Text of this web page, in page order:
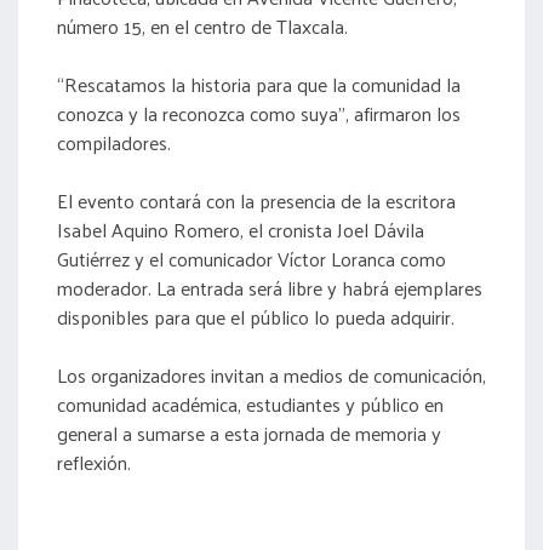
número 15, en el centro de Tlaxcala.
“Rescatamos la historia para que la comunidad la
conozca y la reconozca como suya”, afirmaron los
compiladores.
El evento contará con la presencia de la escritora
Isabel Aquino Romero, el cronista Joel Dávila
Gutiérrez y el comunicador Víctor Loranca como
moderador. La entrada será libre y habrá ejemplares
disponibles para que el público lo pueda adquirir.
Los organizadores invitan a medios de comunicación,
comunidad académica, estudiantes y público en
general a sumarse a esta jornada de memoria y
reflexión.